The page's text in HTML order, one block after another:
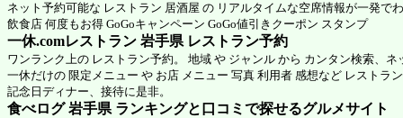
ネット予約可能な レストラン 居酒屋 の リアルタイムな空席情報が一発で
飲食店 何度もお得 GoGoキャンペーン GoGo値引きクーポン スタンプ
一休.comレストラン 岩手県 レストラン予約
ワンランク上の レストラン予約。 地域 や ジャンル から カンタン検索、ネ
一休だけの 限定メニュー や お店 メニュー 写真 利用者 感想など レストラ
記念日ディナー、接待に是非。
食べログ 岩手県 ランキングと口コミで探せるグルメサイト